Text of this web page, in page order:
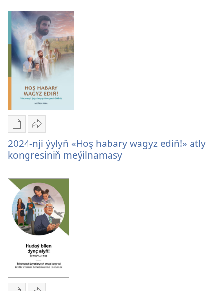
ýylyň
etrap
kongresiniň
meýilnamasy.
Etrap
gözegçisiniň
gatnaşmagynda
kongresiniň
meýilnamasy.
Etrap
gözegçisiniň
gatnaşmagynda
Edebiýatlary
ýüklemegiň
görnüşleri
2024-
nji
ýylyň
«Hoş
habary
wagyz
ediň!»
atly
kongresiniň
meýilnamasy
Paýlaşyň
2024-
nji
«Hoş
habary
wagyz
ediň!»
atly
kongresiniň
meýilnamasy
2024-nji ýylyň «Hoş habary wagyz ediň!» atly
kongresiniň meýilnamasy